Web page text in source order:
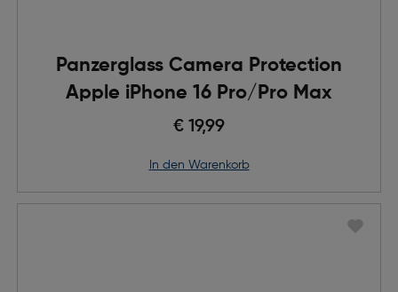
Panzerglass Camera Protection
Apple iPhone 16 Pro/Pro Max
€ 19,99
in den Warenkorb